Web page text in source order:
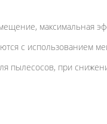
максимальная
с использованием
пылесосов, при